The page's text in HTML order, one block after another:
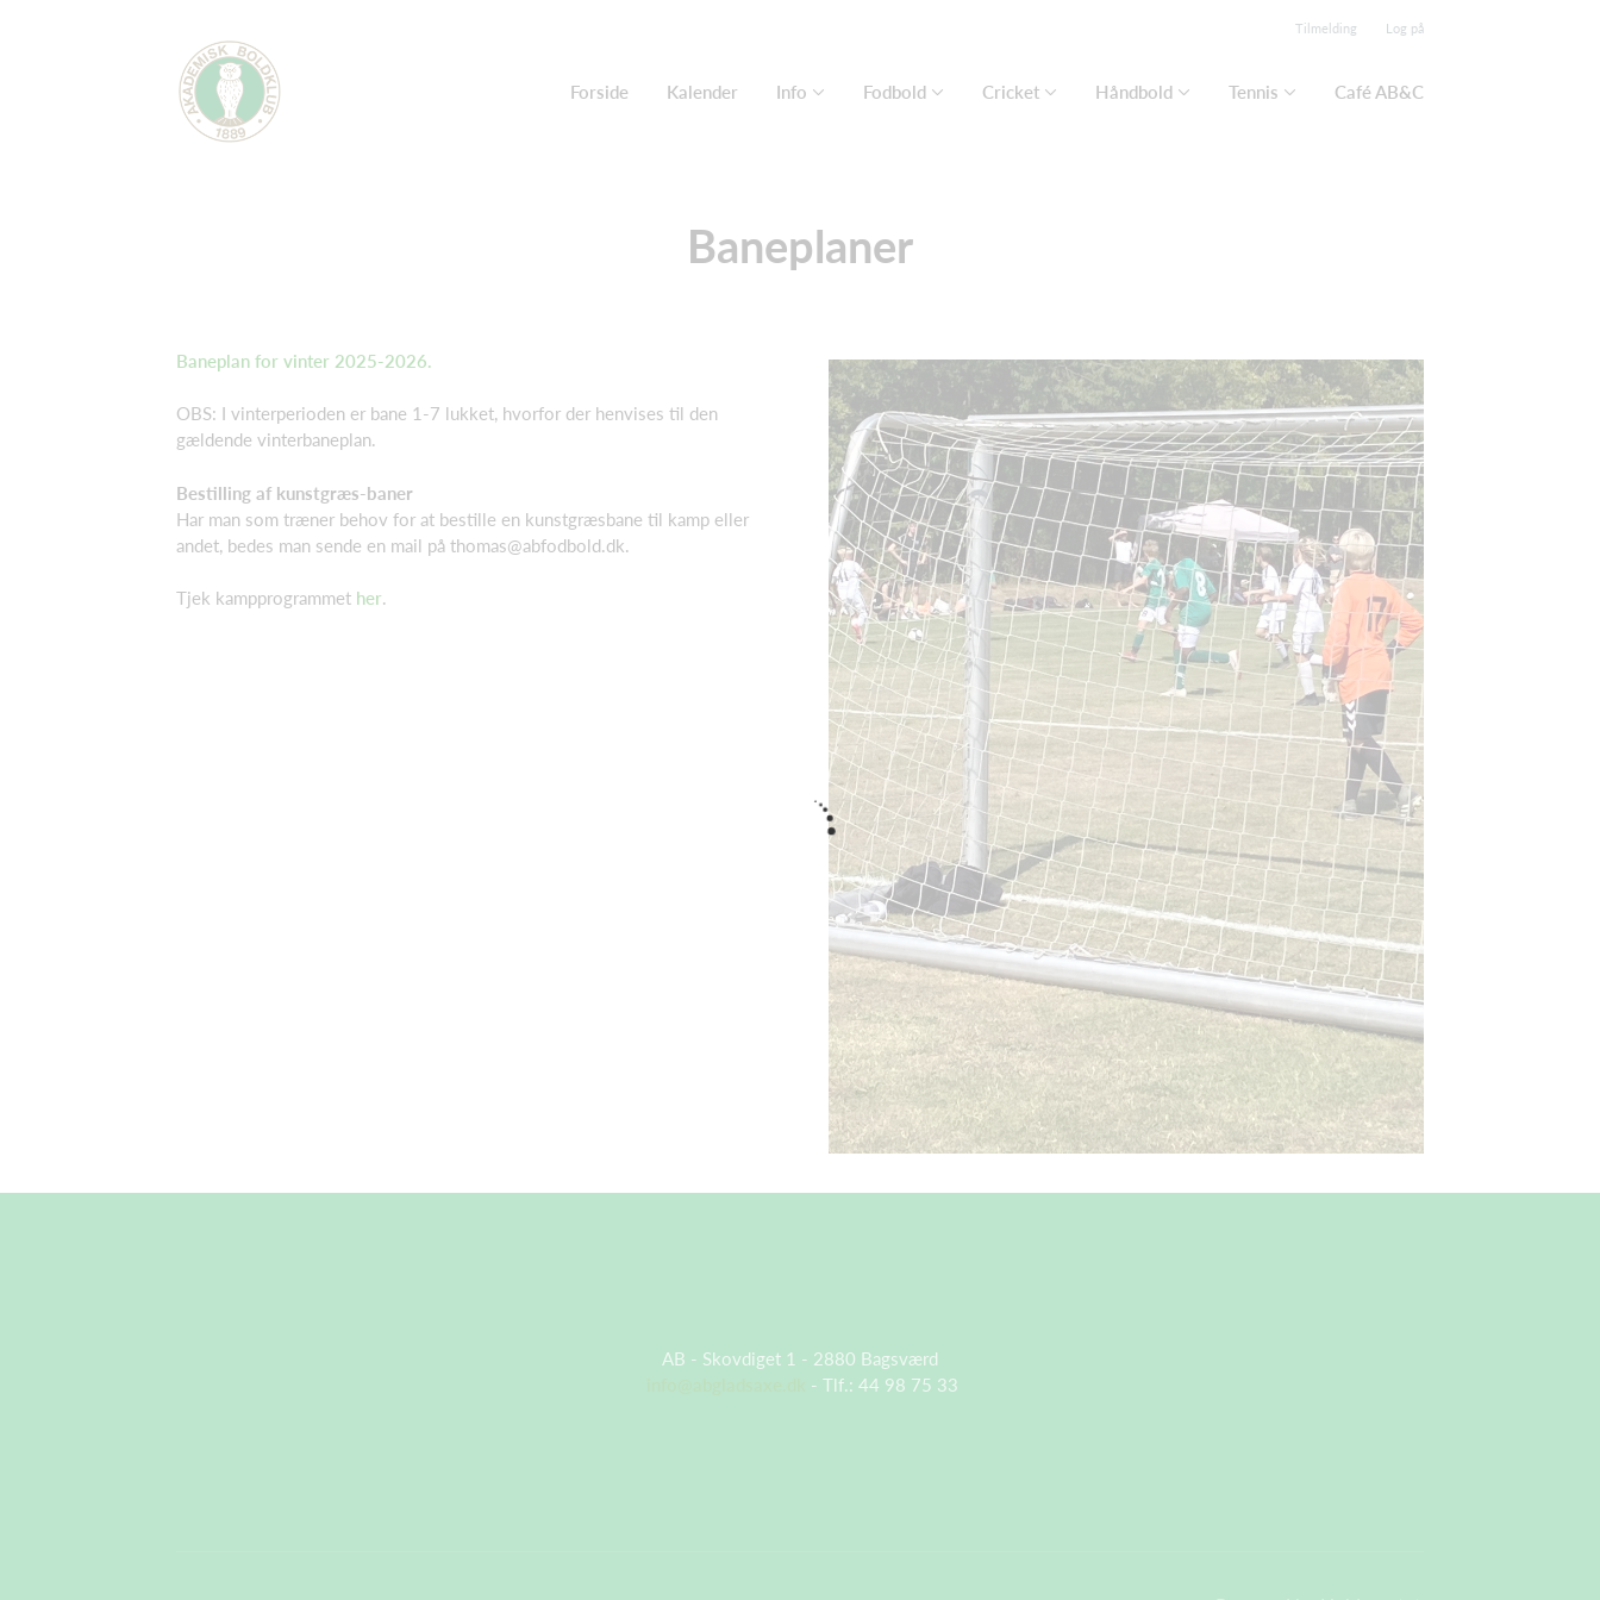
Tilmelding Log på
Forside Kalender Info Fodbold Cricket Håndbold Tennis Café AB&C
Baneplaner
Baneplan for vinter 2025-2026.
OBS: I vinterperioden er bane 1-7 lukket, hvorfor der henvises til den
gældende vinterbaneplan.
Bestilling af kunstgræs-baner
Har man som træner behov for at bestille en kunstgræsbane til kamp eller
andet, bedes man sende en mail på thomas@abfodbold.dk
Tjek kampprogrammet her
AB - Skovdiget 1 - 2880 Bagsværd
- Tlf.: 44 98 75 33